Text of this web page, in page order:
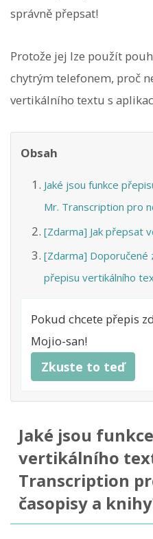
správně přepsat!
Protože jej lze použít
chytrým telefonem, proč
vertikálního textu s
Obsah
Jaké jsou funkce
Mr. Transcription pro
[Zdarma] Jak přepsat
[Zdarma] Doporučené
přepisu vertikálního
Pokud chcete přepis
Mojio-san!
Zkuste to teď
Jaké jsou
vertikálního
Transcription
časopisy a